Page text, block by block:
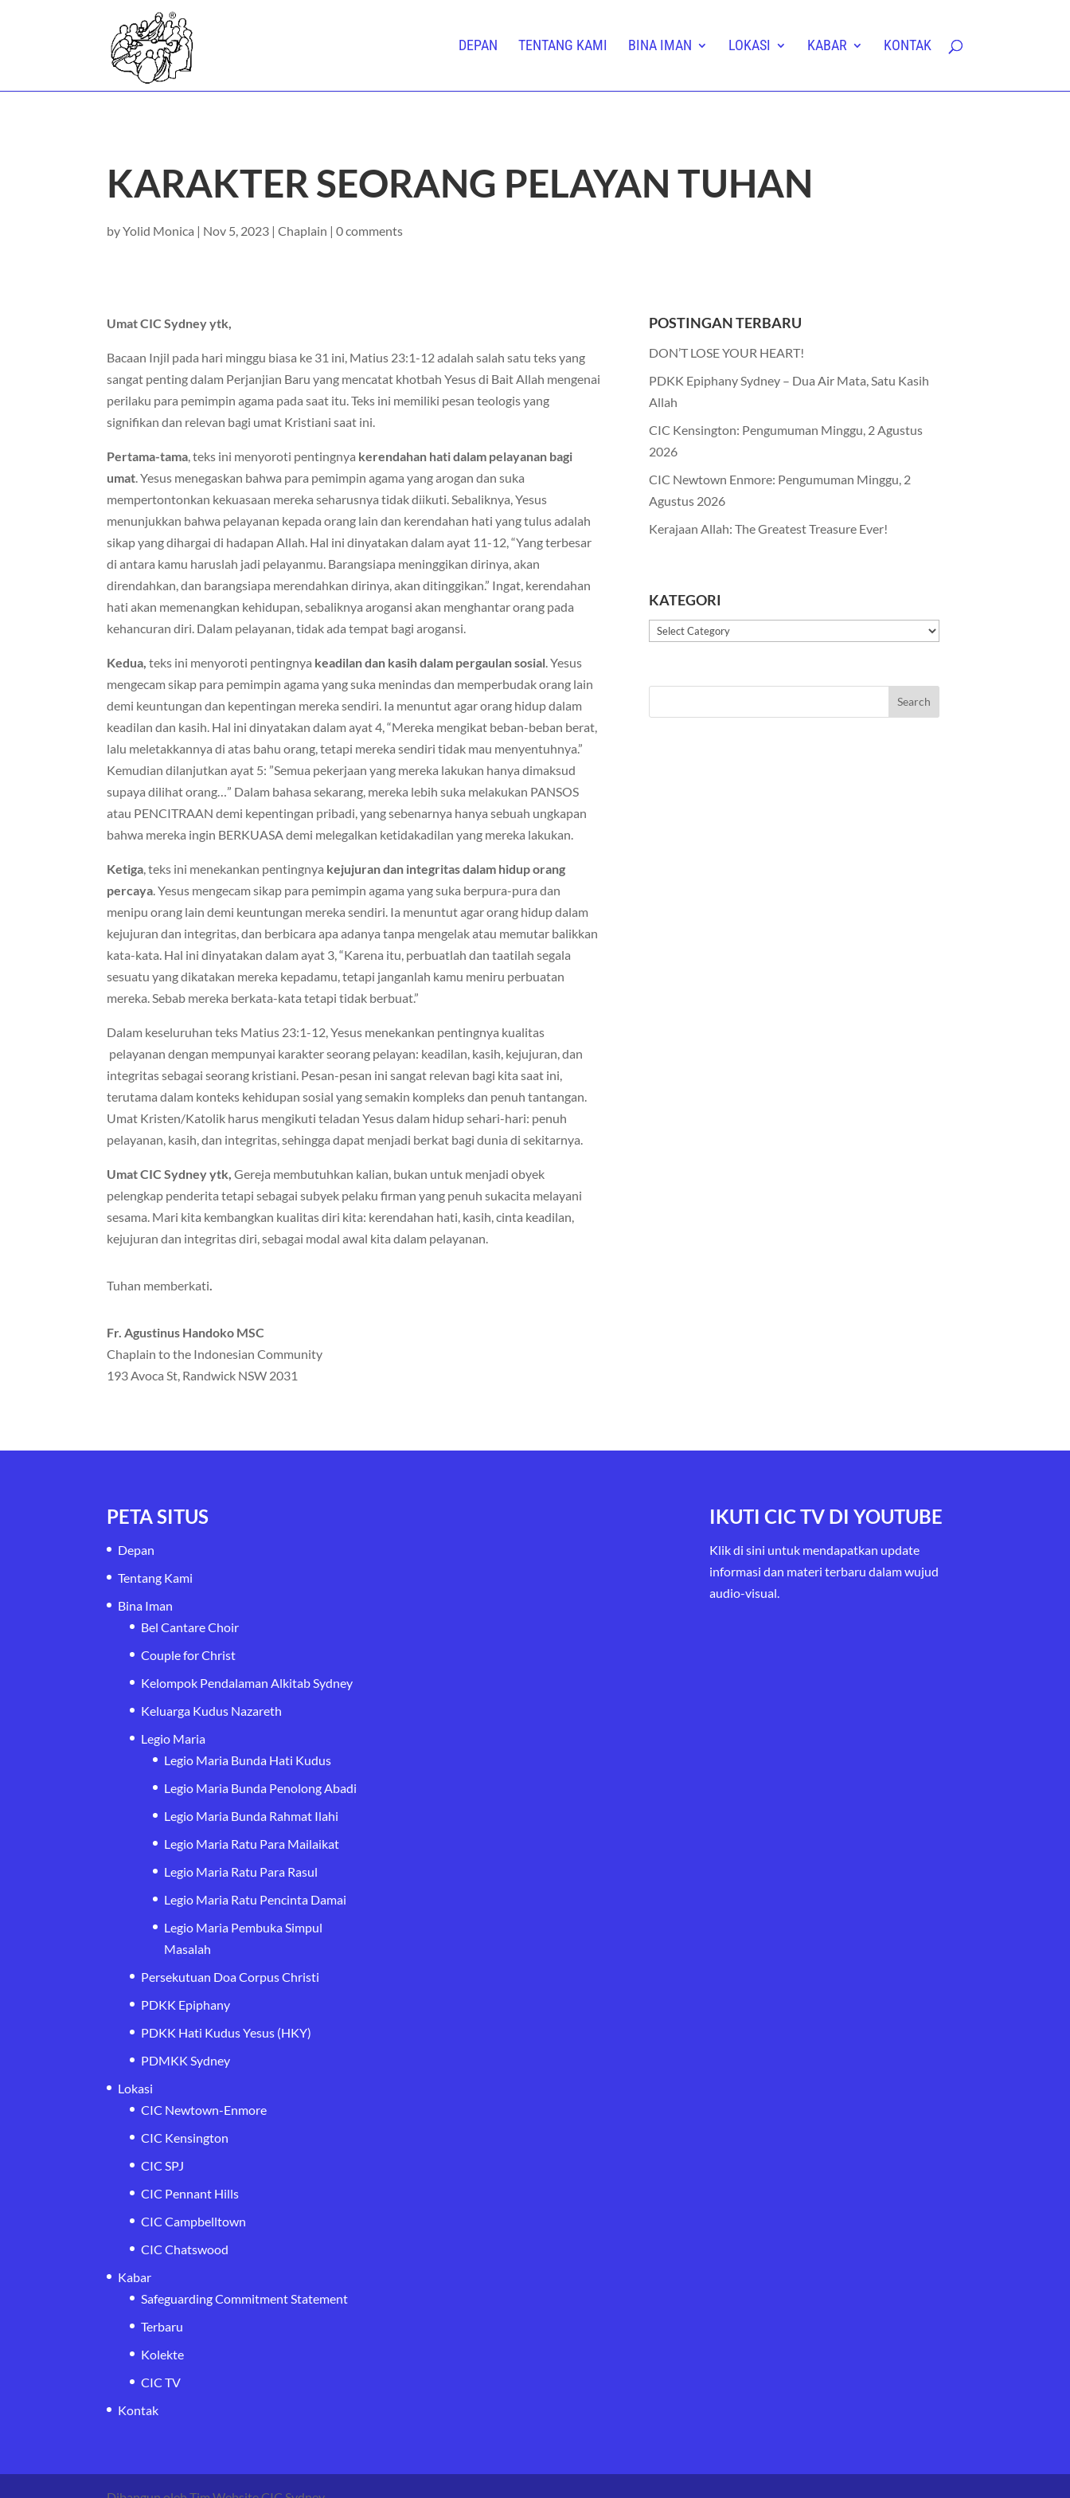
DEPAN TENTANG KAMI BINA IMAN LOKASI KABAR KONTAK
KARAKTER SEORANG PELAYAN TUHAN
byYolid Monica | Nov 5, 2023 |Chaplain |0 comments
Umat CIC Sydney ytk,
Bacaan Injil pada hari minggu biasa ke 31 ini, Matius 23:1-12 adalah salah satu teks yang
sangat penting dalam Perjanjian Baru yang mencatat khotbah Yesus di Bait Allah mengenai
perilaku para pemimpin agama pada saat itu. Teks ini memiliki pesan teologis yang
signifikan dan relevan bagi umat Kristiani saat ini.
Pertama-tama, teks ini menyoroti pentingnya kerendahan hati dalam pelayanan bagi
umat. Yesus menegaskan bahwa para pemimpin agama yang arogan dan suka
mempertontonkan kekuasaan mereka seharusnya tidak diikuti. Sebaliknya, Yesus
menunjukkan bahwa pelayanan kepada orang lain dan kerendahan hati yang tulus adalah
sikap yang dihargai di hadapan Allah. Hal ini dinyatakan dalam ayat 11-12, “Yang terbesar
di antara kamu haruslah jadi pelayanmu. Barangsiapa meninggikan dirinya, akan
direndahkan, dan barangsiapa merendahkan dirinya, akan ditinggikan.” Ingat, kerendahan
hati akan memenangkan kehidupan, sebaliknya arogansi akan menghantar orang pada
kehancuran diri. Dalam pelayanan, tidak ada tempat bagi arogansi.
Kedua, teks ini menyoroti pentingnya keadilan dan kasih dalam pergaulan sosial. Yesus
mengecam sikap para pemimpin agama yang suka menindas dan memperbudak orang lain
demi keuntungan dan kepentingan mereka sendiri. Ia menuntut agar orang hidup dalam
keadilan dan kasih. Hal ini dinyatakan dalam ayat 4, “Mereka mengikat beban-beban berat,
lalu meletakkannya di atas bahu orang, tetapi mereka sendiri tidak mau menyentuhnya.”
Kemudian dilanjutkan ayat 5: ”Semua pekerjaan yang mereka lakukan hanya dimaksud
supaya dilihat orang…” Dalam bahasa sekarang, mereka lebih suka melakukan PANSOS
atau PENCITRAAN demi kepentingan pribadi, yang sebenarnya hanya sebuah ungkapan
bahwa mereka ingin BERKUASA demi melegalkan ketidakadilan yang mereka lakukan.
Ketiga, teks ini menekankan pentingnya kejujuran dan integritas dalam hidup orang
percaya. Yesus mengecam sikap para pemimpin agama yang suka berpura-pura dan
menipu orang lain demi keuntungan mereka sendiri. Ia menuntut agar orang hidup dalam
kejujuran dan integritas, dan berbicara apa adanya tanpa mengelak atau memutar balikkan
kata-kata. Hal ini dinyatakan dalam ayat 3, “Karena itu, perbuatlah dan taatilah segala
sesuatu yang dikatakan mereka kepadamu, tetapi janganlah kamu meniru perbuatan
mereka. Sebab mereka berkata-kata tetapi tidak berbuat.”
Dalam keseluruhan teks Matius 23:1-12, Yesus menekankan pentingnya kualitas
pelayanan dengan mempunyai karakter seorang pelayan: keadilan, kasih, kejujuran, dan
integritas sebagai seorang kristiani. Pesan-pesan ini sangat relevan bagi kita saat ini,
terutama dalam konteks kehidupan sosial yang semakin kompleks dan penuh tantangan.
Umat Kristen/Katolik harus mengikuti teladan Yesus dalam hidup sehari-hari: penuh
pelayanan, kasih, dan integritas, sehingga dapat menjadi berkat bagi dunia di sekitarnya.
Umat CIC Sydney ytk, Gereja membutuhkan kalian, bukan untuk menjadi obyek
pelengkap penderita tetapi sebagai subyek pelaku firman yang penuh sukacita melayani
sesama. Mari kita kembangkan kualitas diri kita: kerendahan hati, kasih, cinta keadilan,
kejujuran dan integritas diri, sebagai modal awal kita dalam pelayanan.
Tuhan memberkati.
Fr. Agustinus Handoko MSC
Chaplain to the Indonesian Community
193 Avoca St, Randwick NSW 2031
POSTINGAN TERBARU
DON’T LOSE YOUR HEART!
PDKK Epiphany Sydney – Dua Air Mata, Satu Kasih
Allah
CIC Kensington: Pengumuman Minggu, 2 Agustus
2026
CIC Newtown Enmore: Pengumuman Minggu, 2
Agustus 2026
Kerajaan Allah: The Greatest Treasure Ever!
KATEGORI
Kategori
PETA SITUS
Depan
Tentang Kami
Bina Iman
Bel Cantare Choir
Couple for Christ
Kelompok Pendalaman Alkitab Sydney
Keluarga Kudus Nazareth
Legio Maria
Legio Maria Bunda Hati Kudus
Legio Maria Bunda Penolong Abadi
Legio Maria Bunda Rahmat Ilahi
Legio Maria Ratu Para Mailaikat
Legio Maria Ratu Para Rasul
Legio Maria Ratu Pencinta Damai
Legio Maria Pembuka Simpul
Masalah
Persekutuan Doa Corpus Christi
PDKK Epiphany
PDKK Hati Kudus Yesus (HKY)
PDMKK Sydney
Lokasi
CIC Newtown-Enmore
CIC Kensington
CIC SPJ
CIC Pennant Hills
CIC Campbelltown
CIC Chatswood
Kabar
Safeguarding Commitment Statement
Terbaru
Kolekte
CIC TV
Kontak
IKUTI CIC TV DI YOUTUBE
Klik di sini untuk mendapatkan update
informasi dan materi terbaru dalam wujud
audio-visual.